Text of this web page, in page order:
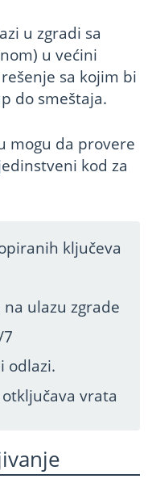
u zgradi sa
u većini
sa kojim bi
do smeštaja.
mogu da provere
kod za
ključeva
ulazu zgrade
odlazi.
vrata